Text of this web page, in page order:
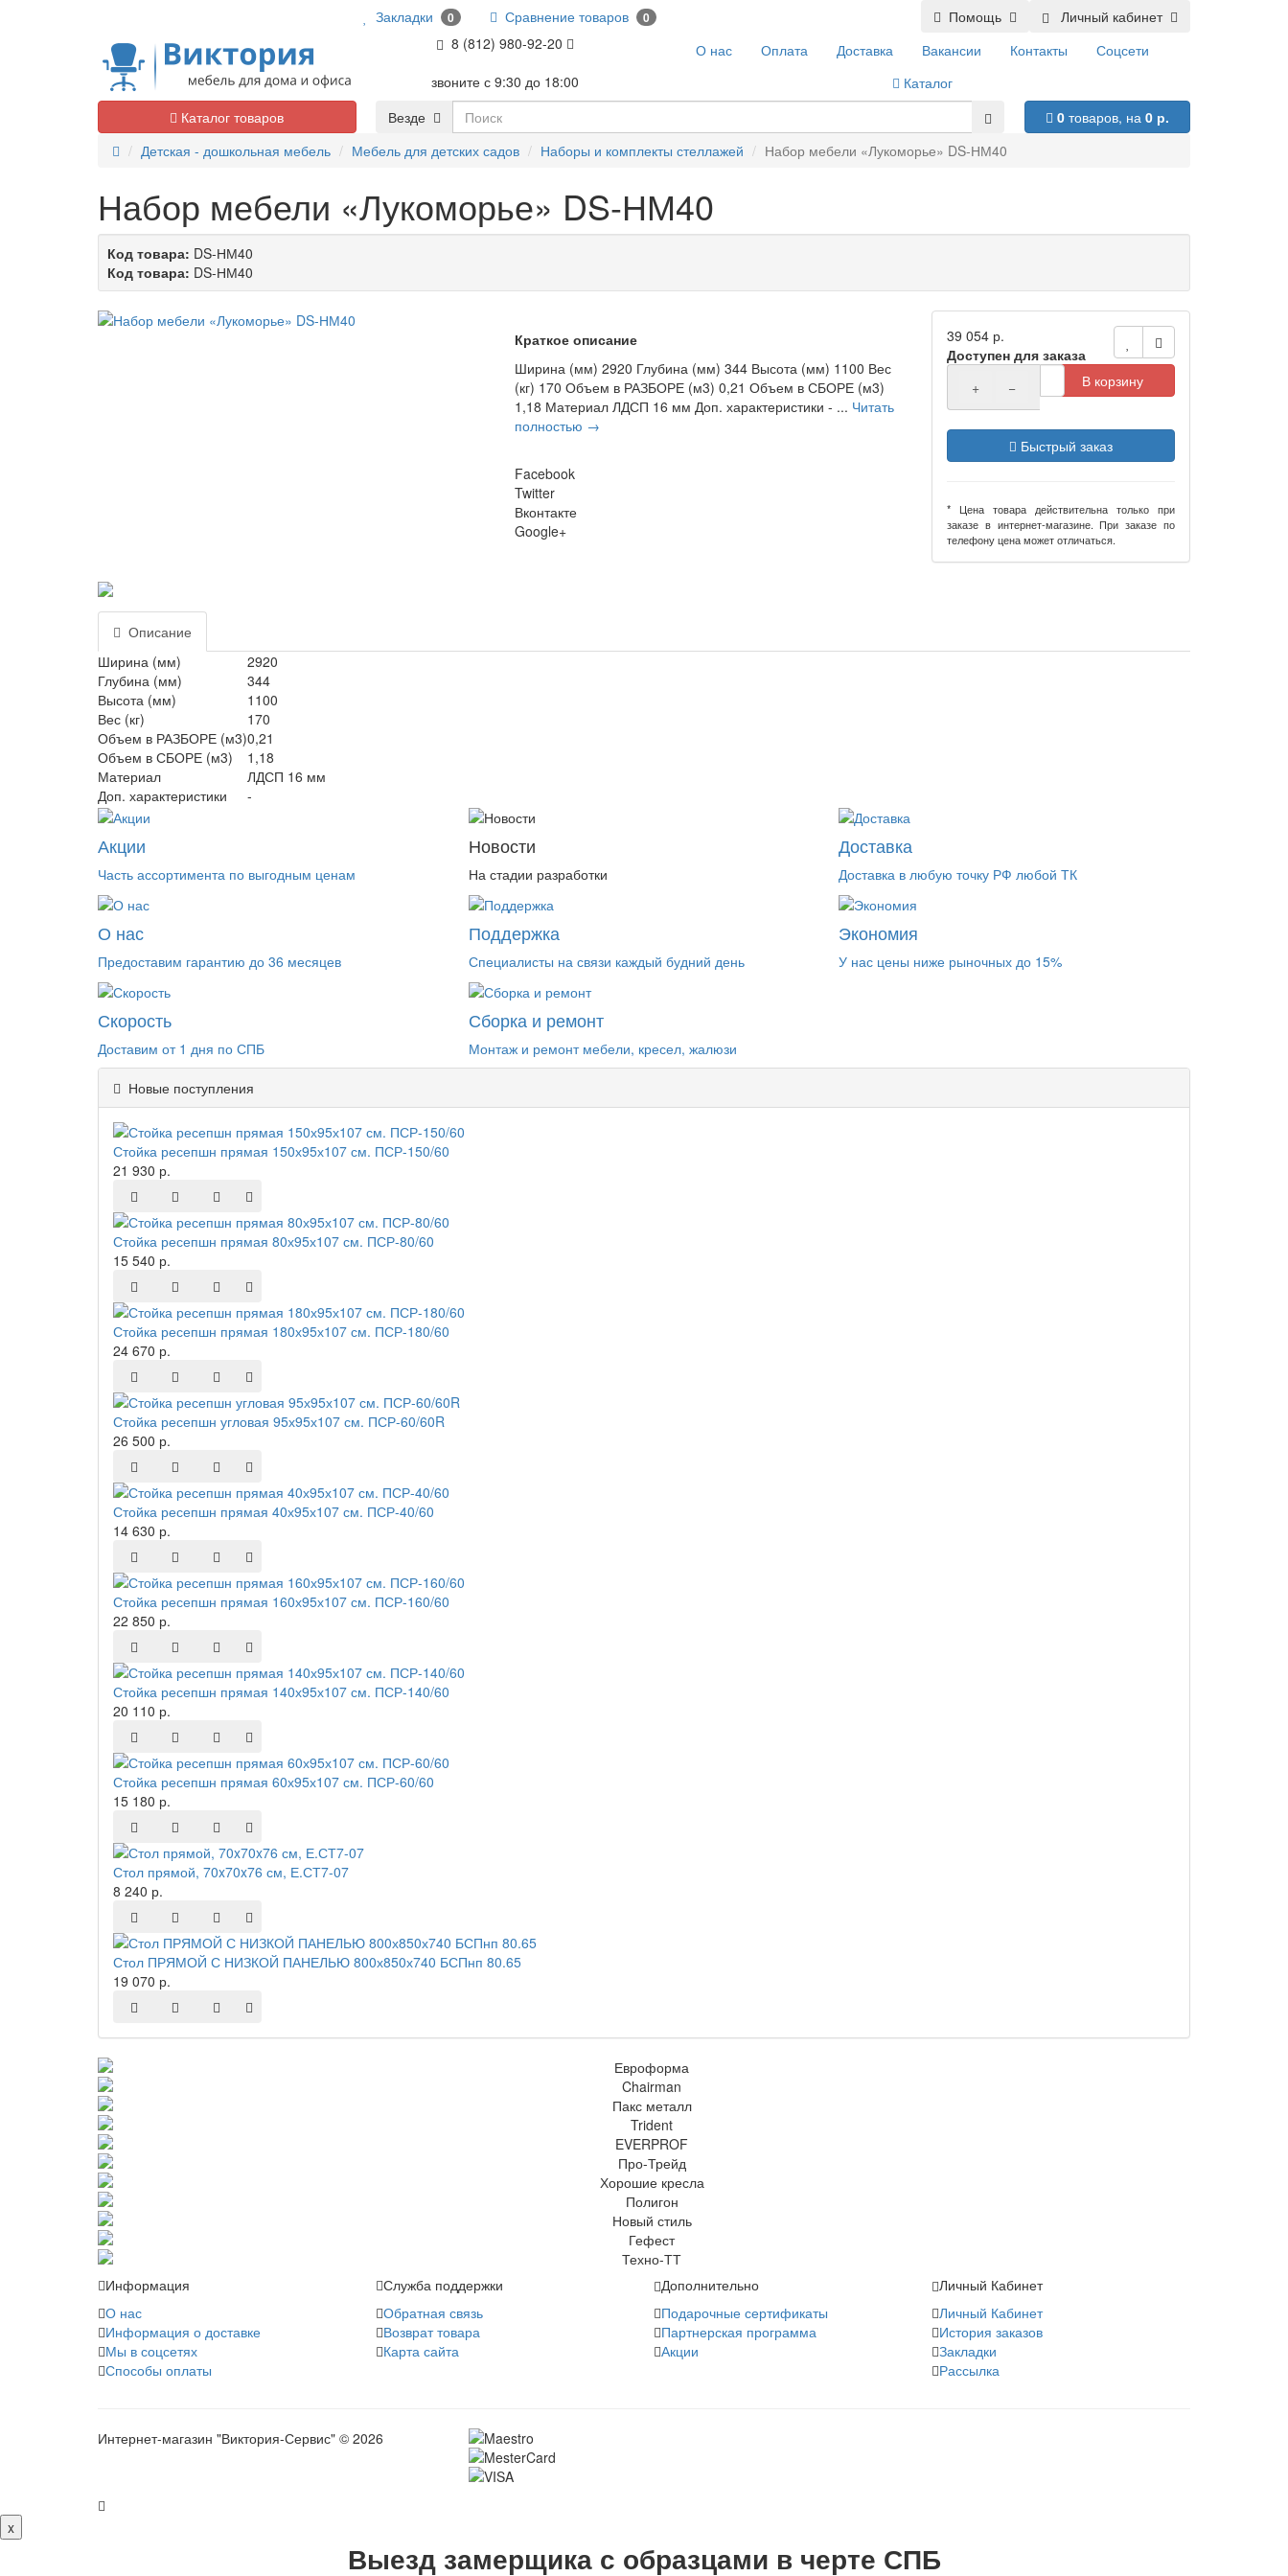
Личный кабинет
Помощь
Закладки 0 Сравнение товаров 0
8 (812) 980-92-20
звоните с 9:30 до 18:00
О нас Оплата Доставка Вакансии Контакты
Соцсети
Каталог
Везде
0товаров, на 0 р.
Каталог товаров
Детская - дошкольная мебель
Мебель для детских садов Наборы и комплекты стеллажей Набор мебели «Лукоморье» DS-НМ40
Набор мебели «Лукоморье» DS-НМ40
Код товара: DS-НМ40
Код товара: DS-НМ40
Краткое описание
Ширина (мм) 2920 Глубина (мм) 344 Высота (мм) 1100 Вес
(кг) 170 Объем в РАЗБОРЕ (м3) 0,21 Объем в СБОРЕ (м3)
1,18 Материал ЛДСП 16 мм Доп. характеристики - ... Читать
полностью →
Facebook
Twitter
Вконтакте
Google+
39 054 р.
Доступен для заказа
+
− В корзину
Быстрый заказ
* Цена товара действительна только при
заказе в интернет-магазине. При заказе по
телефону цена может отличаться.
Описание
Ширина (мм)
2920
Глубина (мм)
344
Высота (мм)
1100
Вес (кг)
170
Объем в РАЗБОРЕ (м3)0,21
Объем в СБОРЕ (м3)
1,18
Материал
ЛДСП 16 мм
Доп. характеристики
-
Акции
Часть ассортимента по выгодным ценам
Новости
На стадии разработки
Доставка
Доставка в любую точку РФ любой ТК
О нас
Предоставим гарантию до 36 месяцев
Поддержка
Специалисты на связи каждый будний день
Экономия
У нас цены ниже рыночных до 15%
Скорость
Доставим от 1 дня по СПБ
Сборка и ремонт
Монтаж и ремонт мебели, кресел, жалюзи
Новые поступления
Стойка ресепшн прямая 150х95х107 см. ПСР-150/60
21 930 р.
Стойка ресепшн прямая 80х95х107 см. ПСР-80/60
15 540 р.
Стойка ресепшн прямая 180х95х107 см. ПСР-180/60
24 670 р.
Стойка ресепшн угловая 95х95х107 см. ПСР-60/60R
26 500 р.
Стойка ресепшн прямая 40х95х107 см. ПСР-40/60
14 630 р.
Стойка ресепшн прямая 160х95х107 см. ПСР-160/60
22 850 р.
Стойка ресепшн прямая 140х95х107 см. ПСР-140/60
20 110 р.
Стойка ресепшн прямая 60х95х107 см. ПСР-60/60
15 180 р.
Стол прямой, 70x70x76 см, Е.СТ7-07
8 240 р.
Стол ПРЯМОЙ С НИЗКОЙ ПАНЕЛЬЮ 800х850х740 БСПнп 80.65
19 070 р.
Информация
О нас
Информация о доставке
Мы в соцсетях
Способы оплаты
Служба поддержки
Обратная связь
Возврат товара
Карта сайта
Дополнительно
Подарочные сертификаты
Партнерская программа
Акции
Личный Кабинет
Личный Кабинет
История заказов
Закладки
Рассылка
Интернет-магазин "Виктория-Сервис" © 2026
x
Выезд замерщика с образцами в черте СПБ